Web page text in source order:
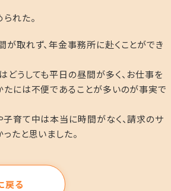
3級に認められた。
取れず、年金事務所に赴くことができ
うしても平日の昼間が多く、お仕事を
には不便であることが多いのが事実で
育て中は本当に時間がなく、請求のサ
たと思いました。
戻る